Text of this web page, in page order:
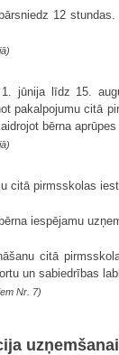
12
jūnija līdz 15.
pakalpojumu citā
bērna
citā pirmsskolas
iespējamu
citā
un sabiedrības
Nr. 7)